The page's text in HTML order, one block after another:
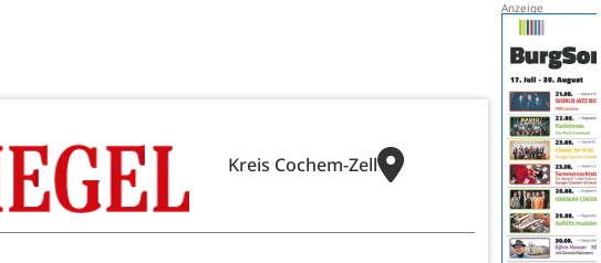
Kreis Cochem-Zell